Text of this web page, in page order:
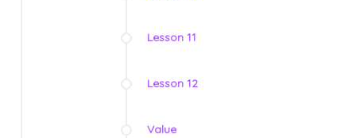
Lesson 11
Lesson 12
Value